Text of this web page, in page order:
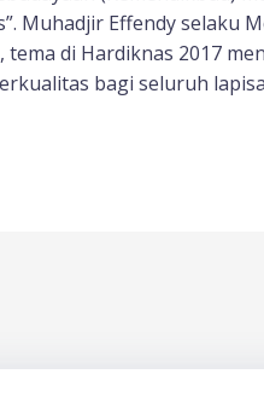
Muhadjir Effendy selaku
di Hardiknas 2017
bagi seluruh